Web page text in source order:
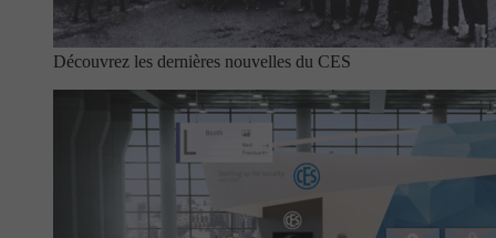
Découvrez les dernières nouvelles du CES